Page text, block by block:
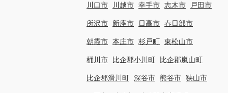
川口市 川越市 幸手市 志木市 戸田市
所沢市 新座市 日高市 春日部市
朝霞市 本庄市 杉戸町 東松山市
桶川市 比企郡小川町 比企郡嵐山町
比企郡滑川町 深谷市 熊谷市 狭山市